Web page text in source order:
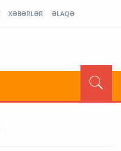
XƏBƏRLƏR ƏLAQƏ